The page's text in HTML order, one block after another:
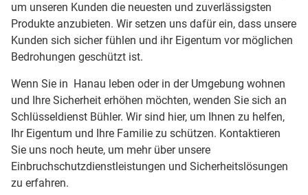
um unseren Kunden die neuesten und zuverlässigsten
Produkte anzubieten. Wir setzen uns dafür ein, dass unsere
Kunden sich sicher fühlen und ihr Eigentum vor möglichen
Bedrohungen geschützt ist.
Wenn Sie in Hanau leben oder in der Umgebung wohnen
und Ihre Sicherheit erhöhen möchten, wenden Sie sich an
Schlüsseldienst Bühler. Wir sind hier, um Ihnen zu helfen,
Ihr Eigentum und Ihre Familie zu schützen. Kontaktieren
Sie uns noch heute, um mehr über unsere
Einbruchschutzdienstleistungen und Sicherheitslösungen
zu erfahren.